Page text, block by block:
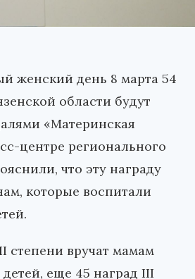
женский день 8 марта 54
области будут
«Материнская
центре регионального
что эту награду
которые воспитали
степени вручат мамам
еще 45 наград III